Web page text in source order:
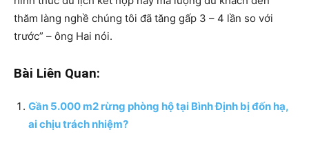
thăm làng nghề chúng tôi đã tăng gấp 3 – 4 lần so với
trước” – ông Hai nói.
Bài Liên Quan:
Gần 5.000 m2 rừng phòng hộ tại Bình Định bị đốn hạ,
ai chịu trách nhiệm?